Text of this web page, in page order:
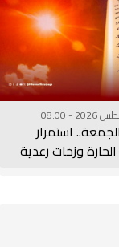
استمرار
وزخات رعدية